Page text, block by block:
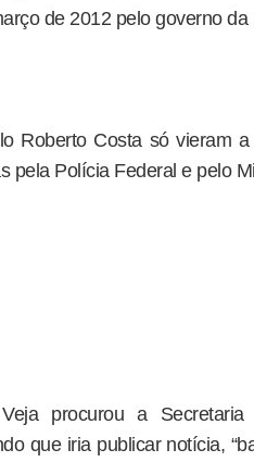
de 2012 pelo governo
Roberto Costa só vieram
pela Polícia Federal e pelo
procurou a Secretaria
que iria publicar notícia,